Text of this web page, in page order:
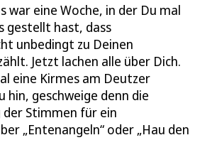
war eine Woche, in der Du mal
gestellt hast, dass
unbedingt zu Deinen
Jetzt lachen alle über Dich.
eine Kirmes am Deutzer
hin, geschweige denn die
der Stimmen für ein
„Entenangeln“ oder „Hau den